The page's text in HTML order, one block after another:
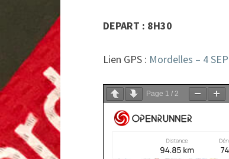
DEPART : 8H30
Lien GPS : Mordelles – 4
Page 1 / 2